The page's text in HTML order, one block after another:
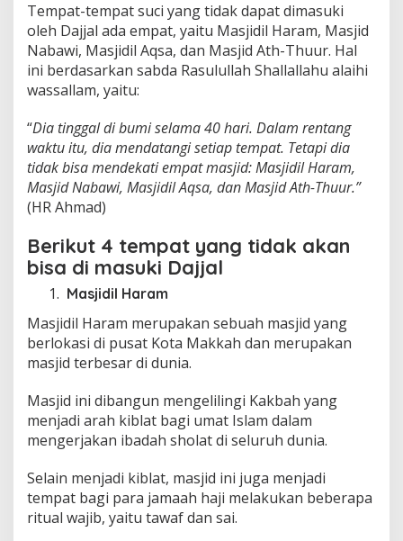
Tempat-tempat suci yang tidak dapat dimasuki
oleh Dajjal ada empat, yaitu Masjidil Haram, Masjid
Nabawi, Masjidil Aqsa, dan Masjid Ath-Thuur. Hal
ini berdasarkan sabda Rasulullah Shallallahu alaihi
wassallam, yaitu:
“Dia tinggal di bumi selama 40 hari. Dalam rentang
waktu itu, dia mendatangi setiap tempat. Tetapi dia
tidak bisa mendekati empat masjid: Masjidil Haram,
Masjid Nabawi, Masjidil Aqsa, dan Masjid Ath-Thuur.”
(HR Ahmad)
Berikut 4 tempat yang tidak akan
bisa di masuki Dajjal
Masjidil Haram
Masjidil Haram merupakan sebuah masjid yang
berlokasi di pusat Kota Makkah dan merupakan
masjid terbesar di dunia.
Masjid ini dibangun mengelilingi Kakbah yang
menjadi arah kiblat bagi umat Islam dalam
mengerjakan ibadah sholat di seluruh dunia.
Selain menjadi kiblat, masjid ini juga menjadi
tempat bagi para jamaah haji melakukan beberapa
ritual wajib, yaitu tawaf dan sai.